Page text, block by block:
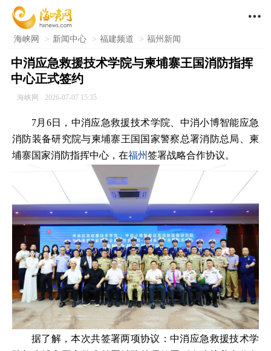

海峡网 > 新闻中心 > 福建频道 > 福州新闻
中消应急救援技术学院与柬埔寨王国消防指挥
中心正式签约
海峡网 2026-07-07 15:35
7月6日，中消应急救援技术学院、中消小博智能应急
消防装备研究院与柬埔寨王国国家警察总署消防总局、柬
埔寨国家消防指挥中心，在福州签署战略合作协议。
据了解，本次共签署两项协议：中消应急救援技术学